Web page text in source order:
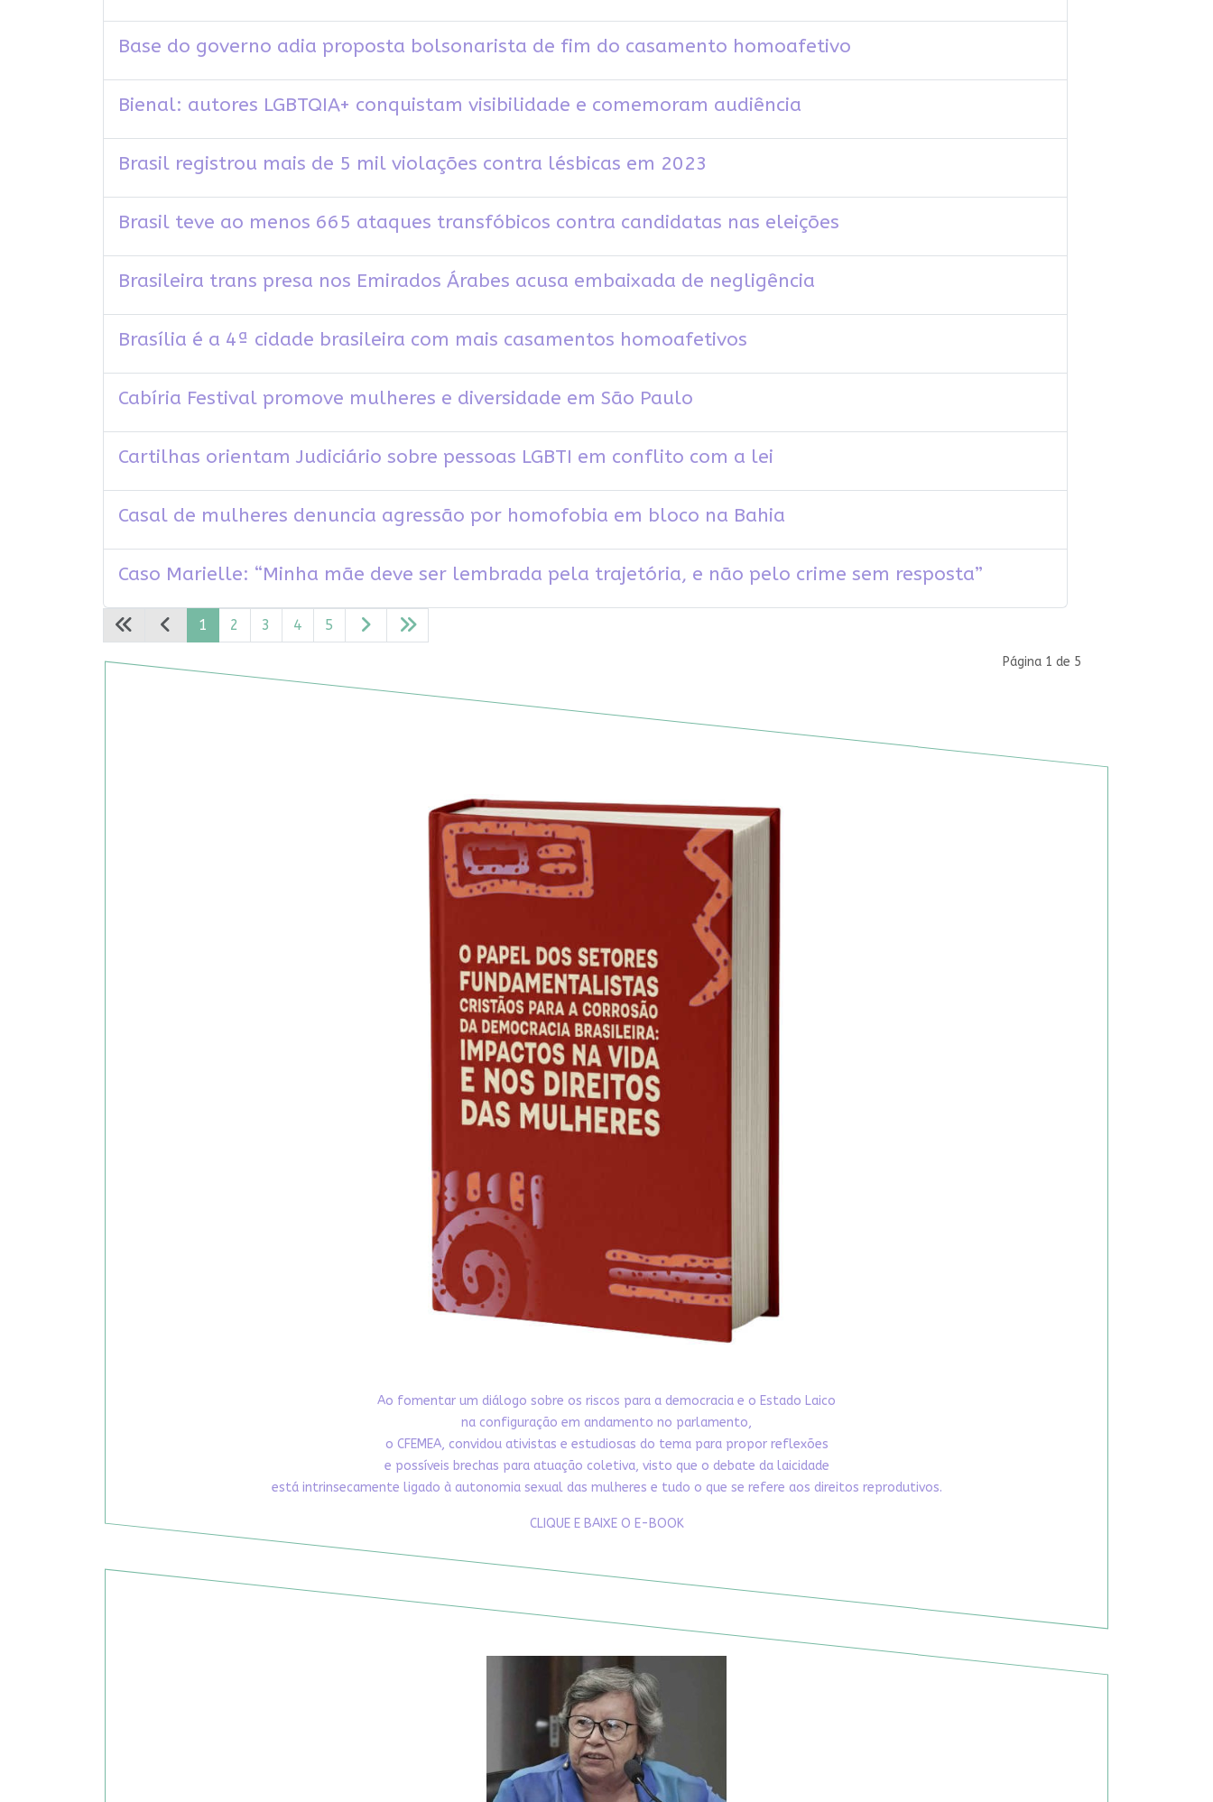
Base do governo adia proposta bolsonarista de fim do casamento homoafetivo
Bienal: autores LGBTQIA+ conquistam visibilidade e comemoram audiência
Brasil registrou mais de 5 mil violações contra lésbicas em 2023
Brasil teve ao menos 665 ataques transfóbicos contra candidatas nas eleições
Brasileira trans presa nos Emirados Árabes acusa embaixada de negligência
Brasília é a 4ª cidade brasileira com mais casamentos homoafetivos
Cabíria Festival promove mulheres e diversidade em São Paulo
Cartilhas orientam Judiciário sobre pessoas LGBTI em conflito com a lei
Casal de mulheres denuncia agressão por homofobia em bloco na Bahia
Caso Marielle: “Minha mãe deve ser lembrada pela trajetória, e não pelo crime sem resposta”
Página 1 de 5
1 2 3 4 5
Ao fomentar um diálogo sobre os riscos para a democracia e o Estado Laico
na configuração em andamento no parlamento,
o CFEMEA, convidou ativistas e estudiosas do tema para propor reflexões
e possíveis brechas para atuação coletiva, visto que o debate da laicidade
está intrinsecamente ligado à autonomia sexual das mulheres e tudo o que se refere aos direitos reprodutivos.
CLIQUE E BAIXE O E-BOOK